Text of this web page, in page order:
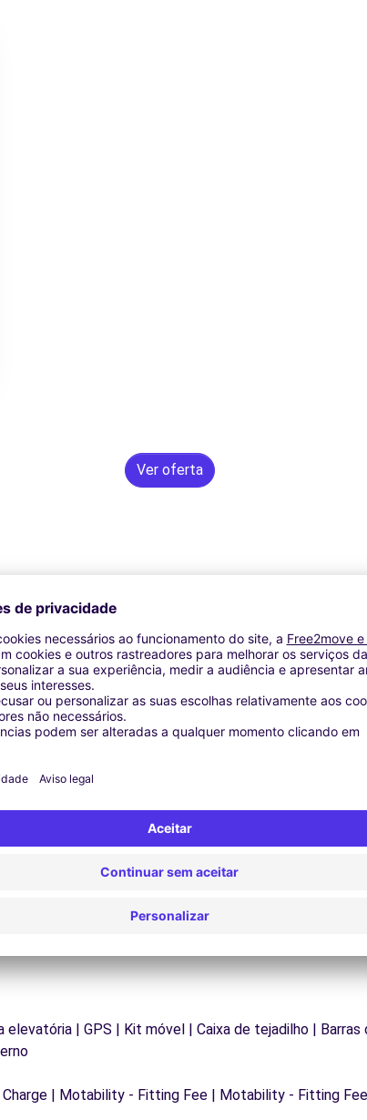
Ver oferta
Assistência 24/7
Problemas na estrada? O nosso serviço de apoio
uma viagem ininterrupta.
| GPS | Kit móvel | Caixa de tejadilho |
| Motability - Fitting Fee | Motability - Fitting Fee